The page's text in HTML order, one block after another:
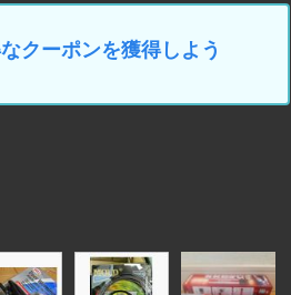
クーポンを獲得しよう